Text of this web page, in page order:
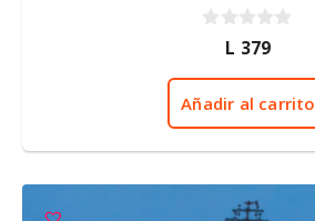
e
L 379
Añadir al carrito